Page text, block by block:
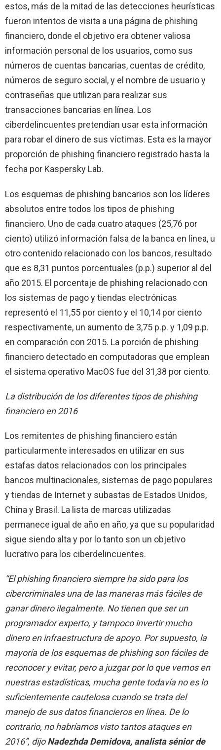
estos, más de la mitad de las detecciones heurísticas
fueron intentos de visita a una página de phishing
financiero, donde el objetivo era obtener valiosa
información personal de los usuarios, como sus
números de cuentas bancarias, cuentas de crédito,
números de seguro social, y el nombre de usuario y
contraseñas que utilizan para realizar sus
transacciones bancarias en línea. Los
ciberdelincuentes pretendían usar esta información
para robar el dinero de sus víctimas. Esta es la mayor
proporción de phishing financiero registrado hasta la
fecha por Kaspersky Lab.
Los esquemas de phishing bancarios son los líderes
absolutos entre todos los tipos de phishing
financiero. Uno de cada cuatro ataques (25,76 por
ciento) utilizó información falsa de la banca en línea, u
otro contenido relacionado con los bancos, resultado
que es 8,31 puntos porcentuales (p.p.) superior al del
año 2015. El porcentaje de phishing relacionado con
los sistemas de pago y tiendas electrónicas
representó el 11,55 por ciento y el 10,14 por ciento
respectivamente, un aumento de 3,75 p.p. y 1,09 p.p.
en comparación con 2015. La porción de phishing
financiero detectado en computadoras que emplean
el sistema operativo MacOS fue del 31,38 por ciento.
La distribución de los diferentes tipos de phishing
financiero en 2016
Los remitentes de phishing financiero están
particularmente interesados en utilizar en sus
estafas datos relacionados con los principales
bancos multinacionales, sistemas de pago populares
y tiendas de Internet y subastas de Estados Unidos,
China y Brasil. La lista de marcas utilizadas
permanece igual de año en año, ya que su popularidad
sigue siendo alta y por lo tanto son un objetivo
lucrativo para los ciberdelincuentes.
“El phishing financiero siempre ha sido para los
cibercriminales una de las maneras más fáciles de
ganar dinero ilegalmente. No tienen que ser un
programador experto, y tampoco invertir mucho
dinero en infraestructura de apoyo. Por supuesto, la
mayoría de los esquemas de phishing son fáciles de
reconocer y evitar, pero a juzgar por lo que vemos en
nuestras estadísticas, mucha gente todavía no es lo
suficientemente cautelosa cuando se trata del
manejo de sus datos financieros en línea. De lo
contrario, no habríamos visto tantos ataques en
2016”, dijoNadezhda Demidova, analista sénior de